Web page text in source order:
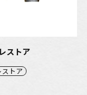
ストア
ストア